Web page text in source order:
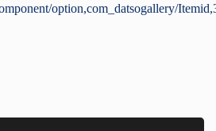
option,com_datsogallery/